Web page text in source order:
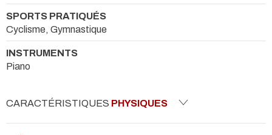
SPORTS PRATIQUÉS
Cyclisme, Gymnastique
INSTRUMENTS
Piano
CARACTÉRISTIQUES PHYSIQUES